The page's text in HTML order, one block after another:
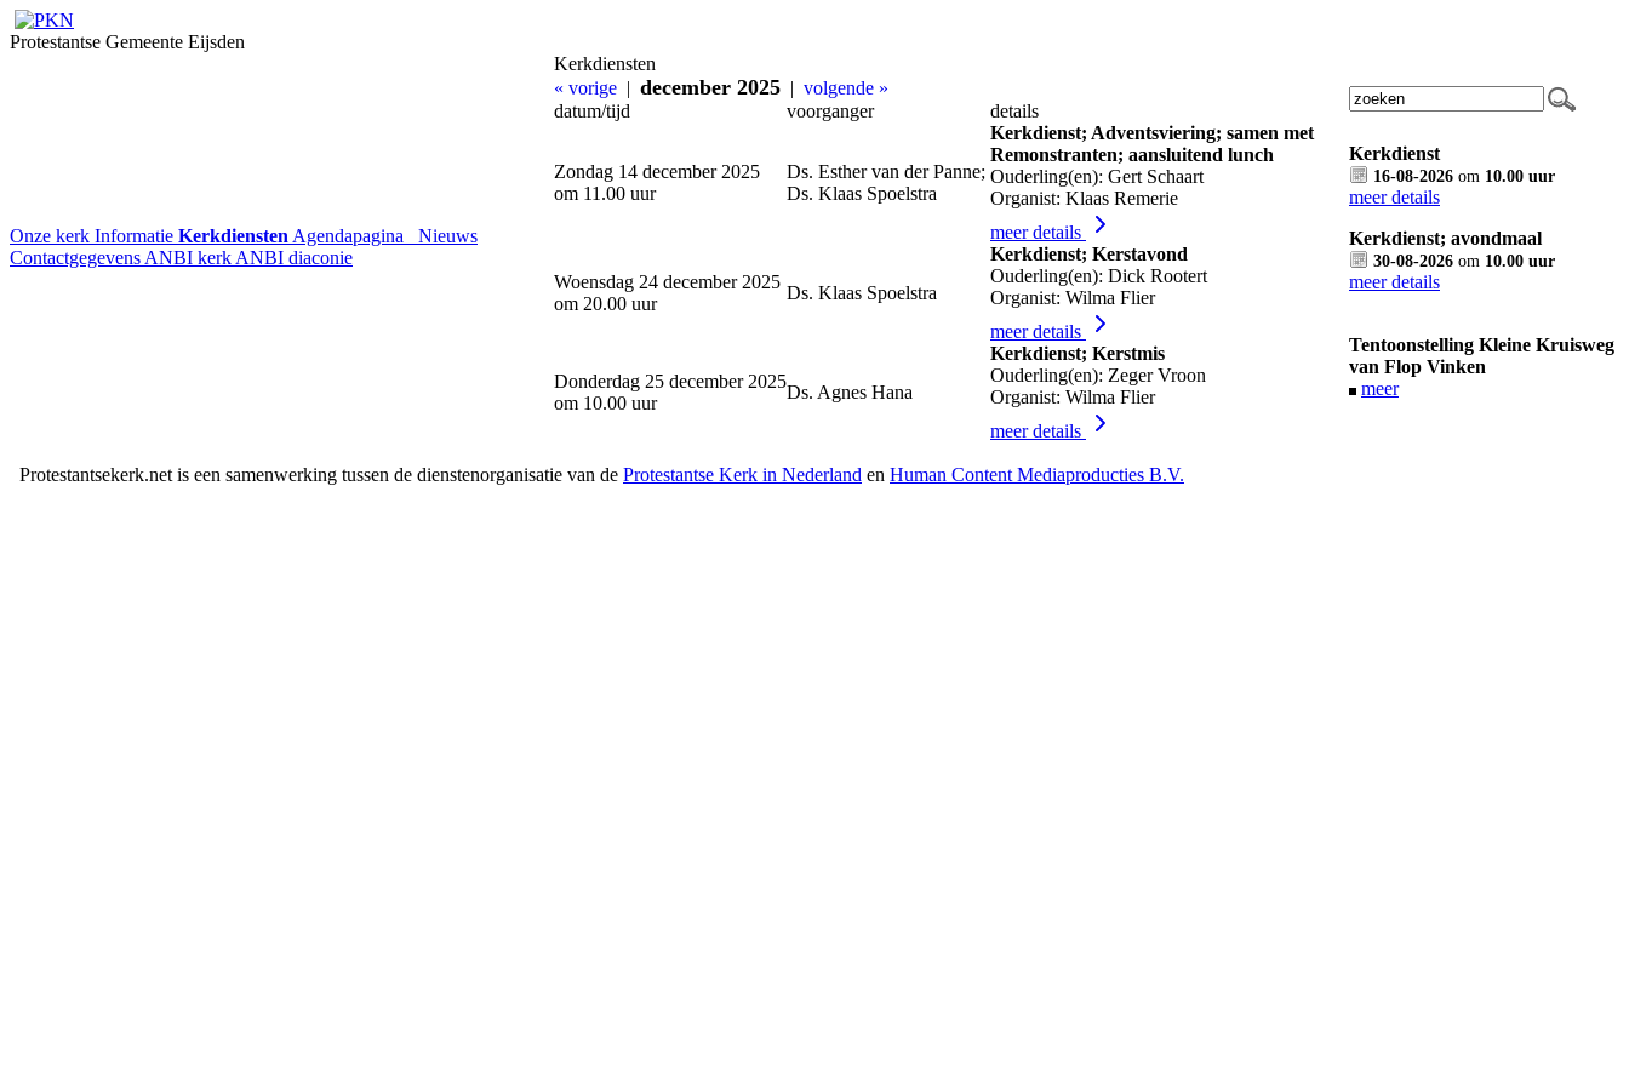
Protestantse Gemeente Eijsden
Onze kerk Informatie Kerkdiensten Agendapagina
Nieuws
Contactgegevens ANBI kerk ANBI diaconie
Kerkdiensten
« vorige | december 2025 | volgende »
datum/tijd
voorganger details
Zondag 14 december 2025
om 11.00 uur
Ds. Esther van der Panne;
Ds. Klaas Spoelstra
Kerkdienst; Adventsviering; samen met
Remonstranten; aansluitend lunch
Ouderling(en): Gert Schaart
Organist: Klaas Remerie
meer details
Woensdag 24 december 2025
om 20.00 uur
Ds. Klaas Spoelstra
Kerkdienst; Kerstavond
Ouderling(en): Dick Rootert
Organist: Wilma Flier
meer details
Donderdag 25 december 2025
om 10.00 uur
Ds. Agnes Hana
Kerkdienst; Kerstmis
Ouderling(en): Zeger Vroon
Organist: Wilma Flier
meer details
Kerkdienst
16-08-2026 om 10.00 uur
meer details
Kerkdienst; avondmaal
30-08-2026 om 10.00 uur
meer details
Tentoonstelling Kleine Kruisweg
van Flop Vinken
meer
Protestantsekerk.net is een samenwerking tussen de dienstenorganisatie van de Protestantse Kerk in Nederland en Human Content Mediaproducties B.V.